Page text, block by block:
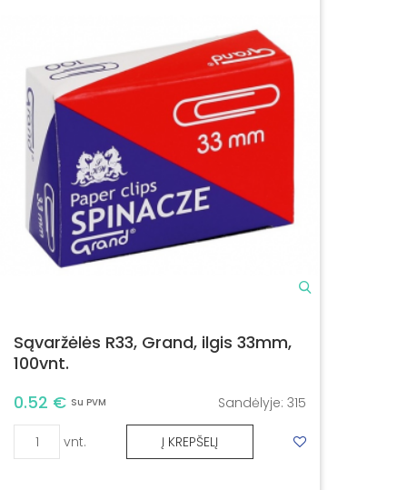
Sąvaržėlės R33, Grand, ilgis 33mm,
100vnt.
0.52 € Su PVM Sandėlyje: 315
vnt. Į KREPŠELĮ